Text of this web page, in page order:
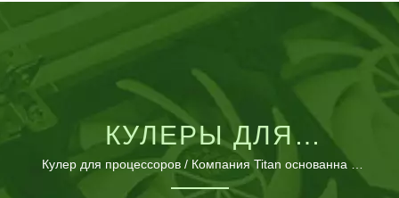
КУЛЕРЫ ДЛЯ
ПРОЦЕССОРА
Кулер для процессоров / Компания Titan основанна в
1989 году в Тайване, является выдающимся лидером в